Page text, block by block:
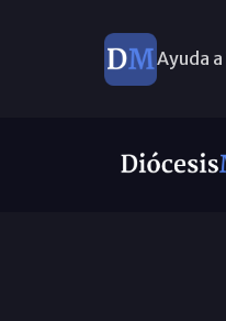
Ayuda